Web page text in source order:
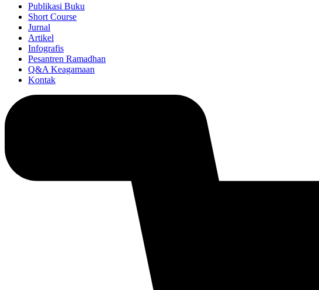
Publikasi Buku
Short Course
Jurnal
Artikel
Infografis
Pesantren Ramadhan
Q&A Keagamaan
Kontak